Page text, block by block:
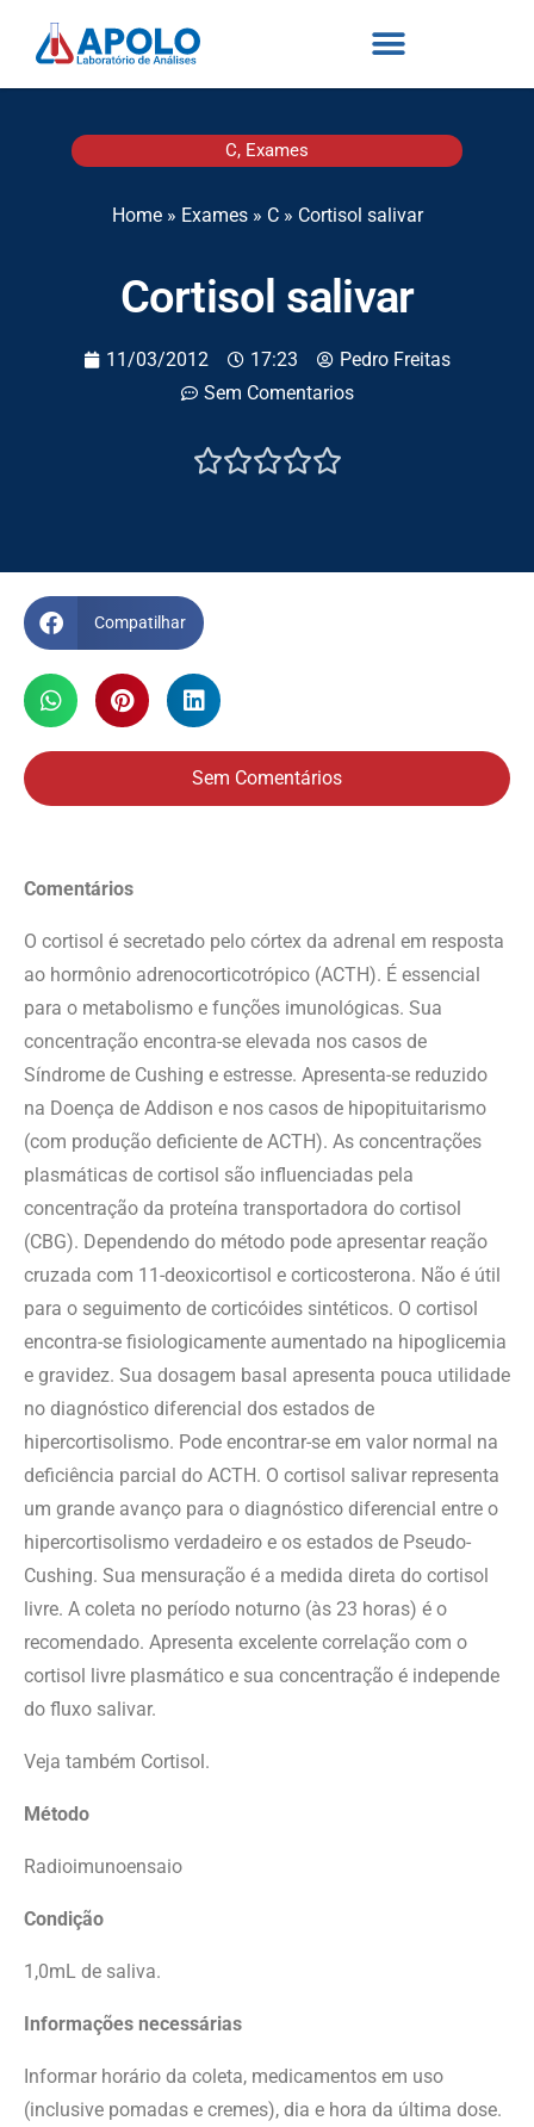
C, Exames
Home» Exames» C» Cortisol salivar
Cortisol salivar
11/03/2012 17:23
Pedro Freitas
Sem Comentarios

Compatilhar
Sem Comentários
Comentários
O cortisol é secretado pelo córtex da adrenal em resposta
ao hormônio adrenocorticotrópico (ACTH). É essencial
para o metabolismo e funções imunológicas. Sua
concentração encontra-se elevada nos casos de
Síndrome de Cushing e estresse. Apresenta-se reduzido
na Doença de Addison e nos casos de hipopituitarismo
(com produção deficiente de ACTH). As concentrações
plasmáticas de cortisol são influenciadas pela
concentração da proteína transportadora do cortisol
(CBG). Dependendo do método pode apresentar reação
cruzada com 11-deoxicortisol e corticosterona. Não é útil
para o seguimento de corticóides sintéticos. O cortisol
encontra-se fisiologicamente aumentado na hipoglicemia
e gravidez. Sua dosagem basal apresenta pouca utilidade
no diagnóstico diferencial dos estados de
hipercortisolismo. Pode encontrar-se em valor normal na
deficiência parcial do ACTH. O cortisol salivar representa
um grande avanço para o diagnóstico diferencial entre o
hipercortisolismo verdadeiro e os estados de Pseudo-
Cushing. Sua mensuração é a medida direta do cortisol
livre. A coleta no período noturno (às 23 horas) é o
recomendado. Apresenta excelente correlação com o
cortisol livre plasmático e sua concentração é independe
do fluxo salivar.
Veja também Cortisol.
Método
Radioimunoensaio
Condição
1,0mL de saliva.
Informações necessárias
Informar horário da coleta, medicamentos em uso
(inclusive pomadas e cremes), dia e hora da última dose.